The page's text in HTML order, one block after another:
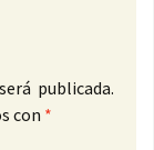
publicada.
con *